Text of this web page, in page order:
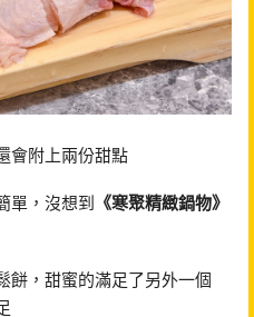
會附上兩份甜點
單，沒想到 《寒聚精緻鍋物》
餅，甜蜜的滿足了另外一個